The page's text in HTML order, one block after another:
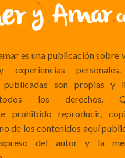
es una publicación sobre
experiencias
publicadas son propias y
todos los derechos.
prohibido reproducir,
de los contenidos aquí
del autor y la